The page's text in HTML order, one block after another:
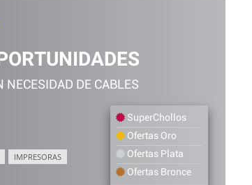
DE CABLES
IMPRESORAS
SuperChollos
Ofertas Oro
Ofertas Plata
Ofertas Bronce